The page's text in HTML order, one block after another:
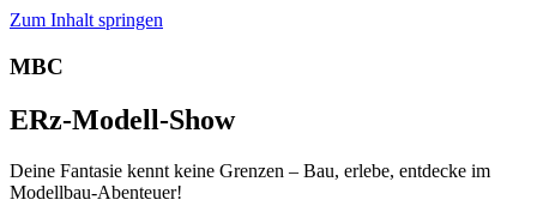
Zum Inhalt springen
MBC
ERz-Modell-Show
Deine Fantasie kennt keine Grenzen – Bau, erlebe, entdecke im
Modellbau-Abenteuer!